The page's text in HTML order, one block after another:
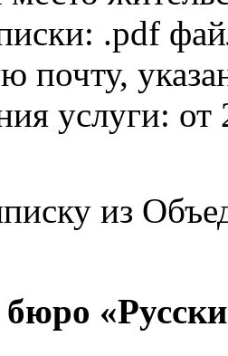
.pdf
почту,
услуги: от
из